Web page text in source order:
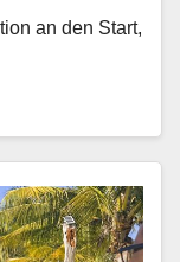
an den Start,